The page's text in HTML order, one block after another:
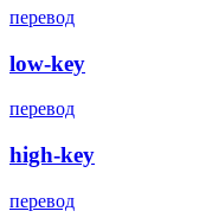
перевод
low-key
перевод
high-key
перевод